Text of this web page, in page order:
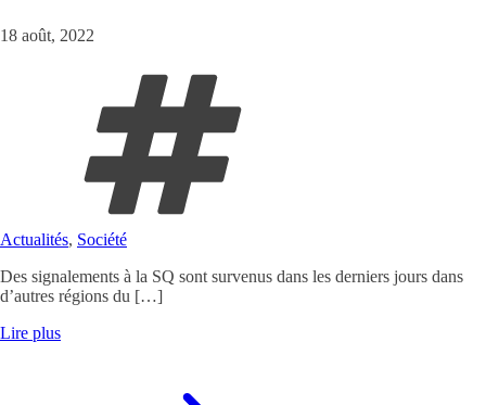
18 août, 2022
Actualités, Société
Des signalements à la SQ sont survenus dans les derniers jours dans
d’autres régions du […]
Lire plus